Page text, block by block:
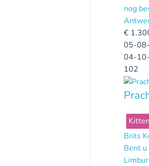
nog
€
05-
04-
102
Kitten
Brits
Bent